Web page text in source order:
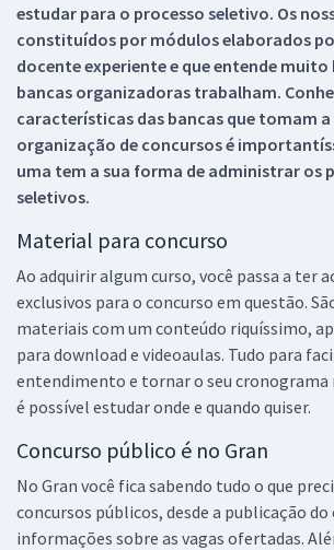
estudar para o processo seletivo. Os
constituídos por módulos elaborados
docente experiente e que entende muito
bancas organizadoras trabalham.
características das bancas que tomam
organização de concursos é
uma tem a sua forma de administrar os
seletivos.
Material para concurso
Ao adquirir algum curso, você passa a ter
exclusivos para o concurso em questão.
materiais com um conteúdo riquíssimo,
para download e videoaulas. Tudo para
entendimento e tornar o seu cronograma
é possível estudar onde e quando quiser.
Concurso público é no Gran
No Gran você fica sabendo tudo o que
concursos públicos, desde a publicação
informações sobre as vagas ofertadas.